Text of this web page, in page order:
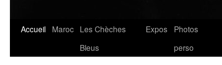
Accueil Maroc Les Chèches
Bleus
Expos
Photos
perso